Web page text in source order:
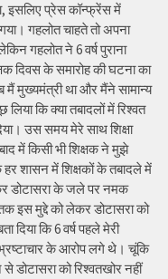
इसलिए प्रेस कॉन्फ्रेंस में
गहलोत चाहते तो अपना
गहलोत ने 6 वर्ष पुराना
दिवस के समारोह की घटना का
मैं मुख्यमंत्री था और मैंने सामान्य
कि क्या तबादलों में रिश्वत
उस समय मेरे साथ शिक्षा
में किसी भी शिक्षक ने मुझे
हर शासन में शिक्षकों के तबादले में
डोटासरा के जले पर नमक
इस मुद्दे को लेकर डोटासरा को
कि 6 वर्ष पहले मेरी
भ्रष्टाचार के आरोप लगे थे। चूंकि
डोटासरा को रिश्वतखोर नहीं